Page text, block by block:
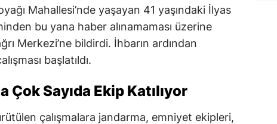
Mahallesi’nde yaşayan 41 yaşındaki İlyas
bu yana haber alınamaması üzerine
Merkezi’ne bildirdi. İhbarın ardından
başlatıldı.
Çok Sayıda Ekip Katılıyor
çalışmalara jandarma, emniyet ekipleri,